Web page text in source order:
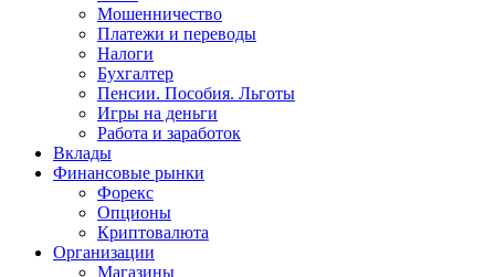
Мошенничество
Платежи и переводы
Налоги
Бухгалтер
Пенсии. Пособия. Льготы
Игры на деньги
Работа и заработок
Вклады
Финансовые рынки
Форекс
Опционы
Криптовалюта
Организации
Магазины